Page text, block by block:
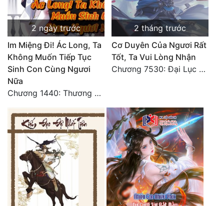
2 ngày trước
Im Miệng Đi! Ác Long, Ta
Không Muốn Tiếp Tục
Sinh Con Cùng Ngươi
Nữa
Chương 1440: Thương Hoành Vạn Vật (7)
2 tháng trước
Cơ Duyên Của Ngươi Rất
Tốt, Ta Vui Lòng Nhận
Chương 7530: Đại Lục Khởi Nguyên – Kiến Thành 71